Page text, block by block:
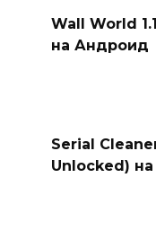
Wall World
на Андроид
Serial
Unlocked)